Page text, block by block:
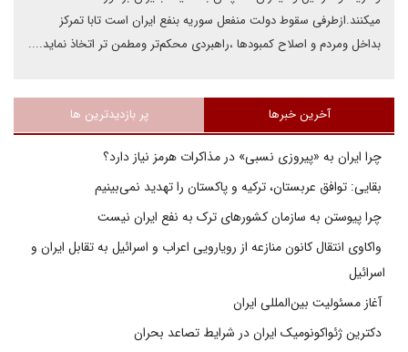
میکنند.ازطرفی سقوط دولت منفعل سوریه بنفع ایران است تابا تمرکز
بداخل ومردم و اصلاح کمبودها ،راهبردی محکم‌تر ومطمن تر اتخاذ نماید....
آخرین خبرها پر بازدیدترین ها
چرا ایران به «پیروزی نسبی» در مذاکرات هرمز نیاز دارد؟
بقایی: توافق عربستان، ترکیه و پاکستان را تهدید نمی‌بینیم
چرا پیوستن به سازمان کشورهای ترک به نفع ایران نیست
واکاوی انتقال کانون منازعه از رویارویی اعراب و اسرائیل به تقابل ایران و
اسرائیل
آغاز مسئولیت بین‌المللی ایران
دکترین ژئواکونومیک ایران در شرایط تصاعد بحران